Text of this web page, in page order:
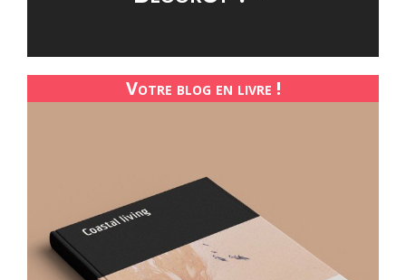
Votre blog en livre !